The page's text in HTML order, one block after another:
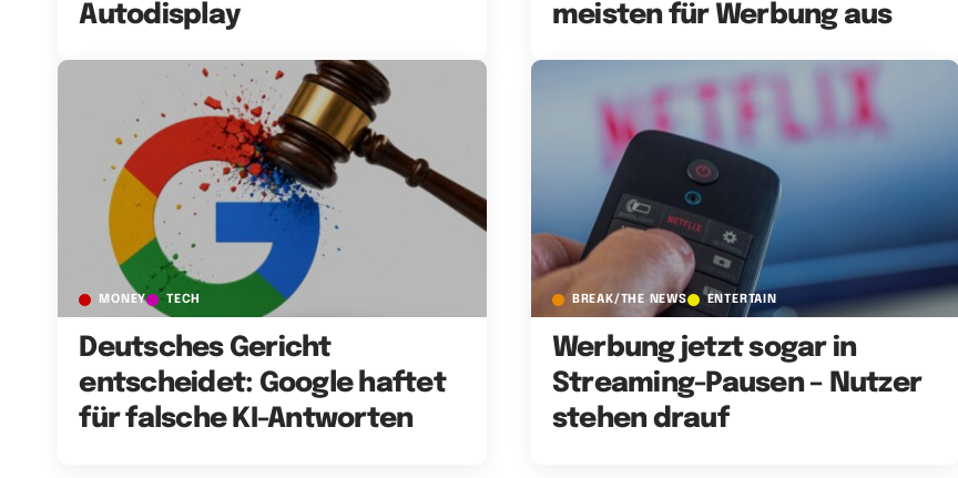
Autodisplay
meisten für Werbung aus
MONEY TECH
Deutsches Gericht
entscheidet: Google haftet
für falsche KI-Antworten
BREAK/THE NEWS ENTERTAIN
Werbung jetzt sogar in
Streaming-Pausen – Nutzer
stehen drauf